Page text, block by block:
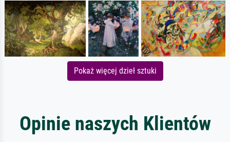
Pokaż więcej dzieł sztuki
Opinie naszych Klientów